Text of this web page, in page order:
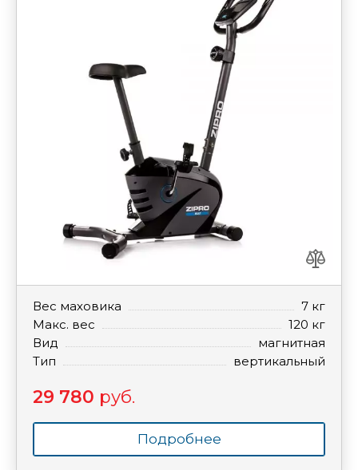
Вес маховика
7 кг
Макс. вес
120 кг
Вид
магнитная
Тип
вертикальный
29 780 руб.
Подробнее